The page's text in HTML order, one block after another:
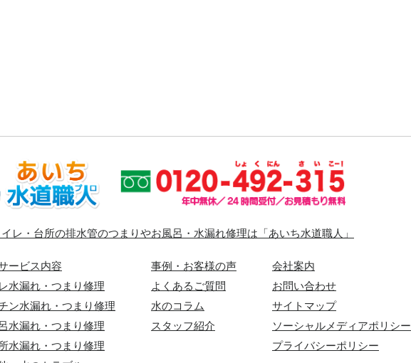
レ・台所の排水管のつまりやお風呂・水漏れ修理は「あいち水道職人」
ービス内容
水漏れ・つまり修理
ン水漏れ・つまり修理
水漏れ・つまり修理
水漏れ・つまり修理
事例・お客様の声
よくあるご質問
水のコラム
スタッフ紹介
会社案内
お問い合わせ
サイトマップ
ソーシャルメディアポリシー
プライバシーポリシー